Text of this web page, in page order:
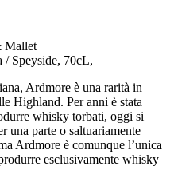
Mallet
/ Speyside, 70cL,
Ardmore è una rarità in
Highland. Per anni è stata
whisky torbati, oggi si
una parte o saltuariamente
Ardmore è comunque l’unica
esclusivamente whisky